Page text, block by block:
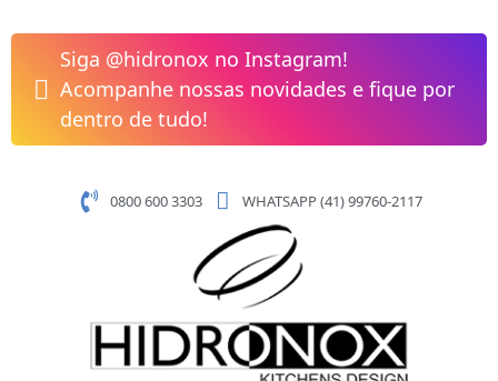
para
conteúdo
Siga @hidronox no Instagram!
Acompanhe nossas novidades e fique por
dentro de tudo!
0800 600 3303 WHATSAPP (41) 99760-2117